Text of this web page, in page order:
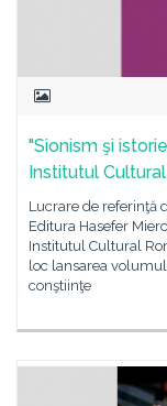
"Sionism şi
Institutul
Lucrare de referinţă
Editura Hasefer
Institutul Cultural
loc lansarea
conştiinţe